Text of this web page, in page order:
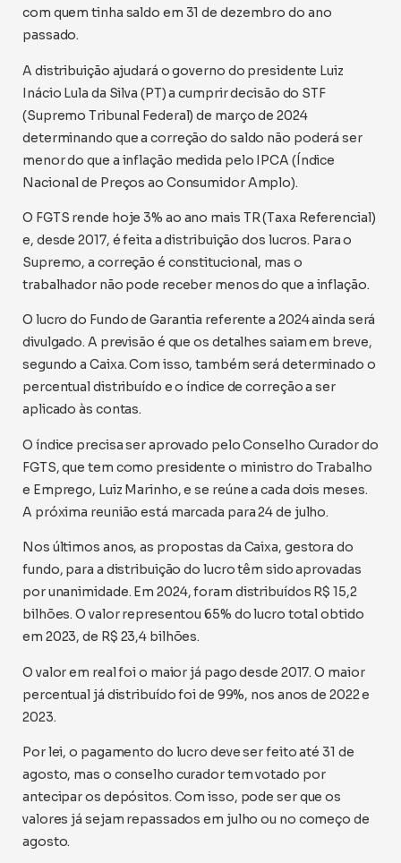
com quem tinha saldo em 31 de dezembro do ano
passado.
A distribuição ajudará o governo do presidente Luiz
Inácio Lula da Silva (PT) a cumprir decisão do STF
(Supremo Tribunal Federal) de março de 2024
determinando que a correção do saldo não poderá ser
menor do que a inflação medida pelo IPCA (Índice
Nacional de Preços ao Consumidor Amplo).
O FGTS rende hoje 3% ao ano mais TR (Taxa Referencial)
e, desde 2017, é feita a distribuição dos lucros. Para o
Supremo, a correção é constitucional, mas o
trabalhador não pode receber menos do que a inflação.
O lucro do Fundo de Garantia referente a 2024 ainda será
divulgado. A previsão é que os detalhes saiam em breve,
segundo a Caixa. Com isso, também será determinado o
percentual distribuído e o índice de correção a ser
aplicado às contas.
O índice precisa ser aprovado pelo Conselho Curador do
FGTS, que tem como presidente o ministro do Trabalho
e Emprego, Luiz Marinho, e se reúne a cada dois meses.
A próxima reunião está marcada para 24 de julho.
Nos últimos anos, as propostas da Caixa, gestora do
fundo, para a distribuição do lucro têm sido aprovadas
por unanimidade. Em 2024, foram distribuídos R$ 15,2
bilhões. O valor representou 65% do lucro total obtido
em 2023, de R$ 23,4 bilhões.
O valor em real foi o maior já pago desde 2017. O maior
percentual já distribuído foi de 99%, nos anos de 2022 e
2023.
Por lei, o pagamento do lucro deve ser feito até 31 de
agosto, mas o conselho curador tem votado por
antecipar os depósitos. Com isso, pode ser que os
valores já sejam repassados em julho ou no começo de
agosto.